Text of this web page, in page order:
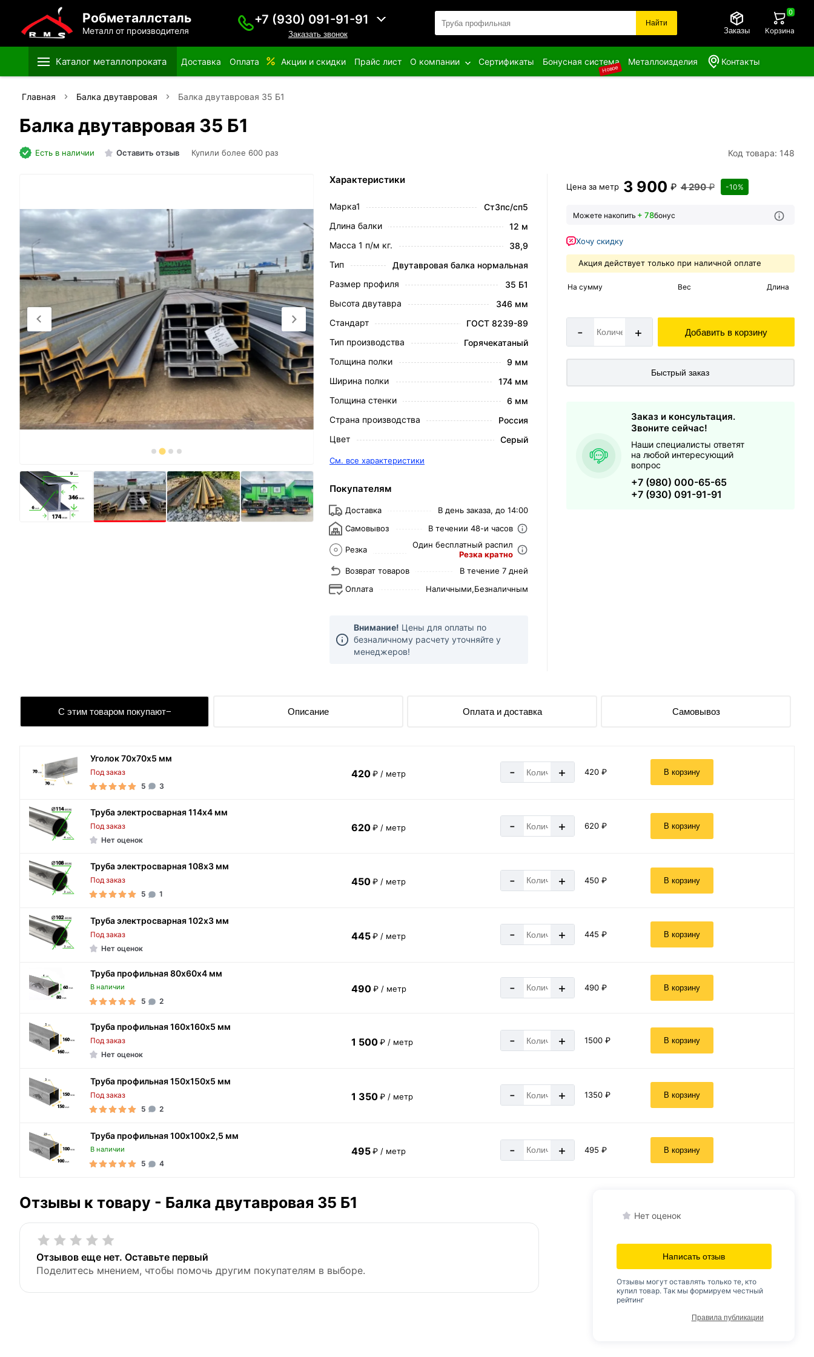
Робметаллсталь
Металл от производителя
+7 (930) 091-91-91
Заказать звонок
Найти
Заказы Корзина
0
Каталог металлопроката Доставка Оплата Акции и скидки Прайс лист О компании Сертификаты Бонусная система
Новое
Металлоизделия Контакты
Главная Балка двутавровая Балка двутавровая 35 Б1
Балка двутавровая 35 Б1
Есть в наличии Оставить отзыв Купили более 600 раз Код товара: 148
Цена за метр 3 900 ₽ 4 290₽ -10%
Можете накопить + 78бонус
Хочу скидку
Акция действует только при наличной оплате
На сумму Вес Длина
- + Добавить в корзину
Быстрый заказ
Заказ и консультация.
Звоните сейчас!
Наши специалисты ответят
на любой интересующий
вопрос
+7 (980) 000-65-65
+7 (930) 091-91-91
Характеристики
Марка1
Ст3пс/сп5
Длина балки
12 м
Масса 1 п/м кг.
38,9
Тип
Двутавровая балка нормальная
Размер профиля
35 Б1
Высота двутавра
346 мм
Стандарт
ГОСТ 8239-89
Тип производства
Горячекатаный
Толщина полки
9 мм
Ширина полки
174 мм
Толщина стенки
6 мм
Страна производства
Россия
Цвет
Серый
См. все характеристики
Покупателям
Доставка
В день заказа, до 14:00
Самовывоз
В течении 48-и часов
Резка
Один бесплатный распил
Резка кратно
Возврат товаров
В течение 7 дней
Оплата
Наличными,Безналичным
Внимание! Цены для оплаты по
безналичному расчету уточняйте у
менеджеров!
С этим товаром покупают Описание Оплата и доставка Самовывоз
Уголок 70х70х5 мм
Под заказ
5
3
420 ₽ / метр - + 420 ₽ В корзину
Труба электросварная 114х4 мм
Под заказ
Нет оценок
620 ₽ / метр - + 620 ₽ В корзину
Труба электросварная 108х3 мм
Под заказ
5
1
450 ₽ / метр - + 450 ₽ В корзину
Труба электросварная 102х3 мм
Под заказ
Нет оценок
445 ₽ / метр - + 445 ₽ В корзину
Труба профильная 80х60х4 мм
В наличии
5 2
490 ₽ / метр - + 490 ₽ В корзину
Труба профильная 160х160х5 мм
Под заказ
Нет оценок
1 500 ₽ / метр - + 1500 ₽ В корзину
Труба профильная 150х150х5 мм
Под заказ
5
2
1 350 ₽ / метр - + 1350 ₽ В корзину
Труба профильная 100х100х2,5 мм
В наличии
5 4
495 ₽ / метр - + 495 ₽ В корзину
Отзывы к товару - Балка двутавровая 35 Б1
Отзывов еще нет. Оставьте первый
Поделитесь мнением, чтобы помочь другим покупателям в выборе.
Нет оценок
Написать отзыв
Отзывы могут оставлять только те, кто
купил товар. Так мы формируем честный
рейтинг
Правила публикации